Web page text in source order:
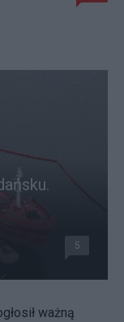
5
ważną